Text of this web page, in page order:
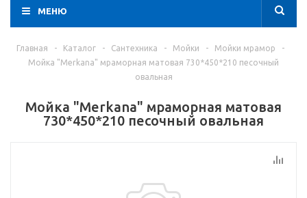
МЕНЮ
Главная - Каталог - Сантехника - Мойки - Мойки мрамор
-
Мойка "Merkana" мраморная матовая 730*450*210 песочный
овальная
Мойка "Merkana" мраморная матовая
730*450*210 песочный овальная